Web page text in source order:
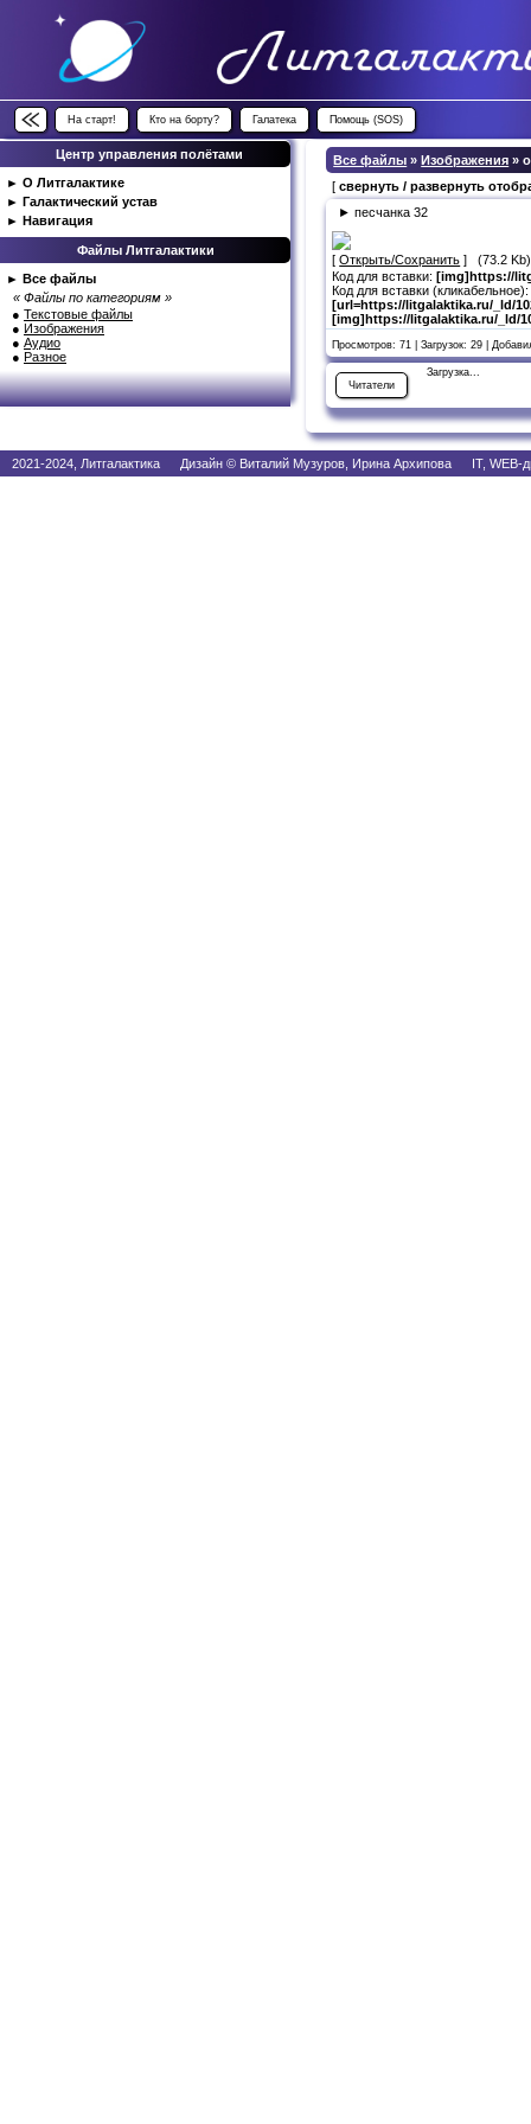
На старт! Кто на борту? Галатека Помощь (SOS)
Центр управления полётами
► О Литгалактике
► Галактический устав
► Навигация
Файлы Литгалактики
► Все файлы
« Файлы по категориям »
● Текстовые файлы
● Изображения
● Аудио
● Разное
Все файлы » Изображения »
[свернуть / развернуть
► песчанка 32
[Открыть/Сохранить ] (73.2 Kb)
Код для вставки: [img]https://
Код для вставки (кликабельное):
[url=https://litgalaktika.ru/_ld/
[img]https://litgalaktika.ru/_ld/
Просмотров: 71 | Загрузок: 29 |
Читатели
Загрузка...
2021-2024, Литгалактика Дизайн © Виталий Музуров, Ирина Архипова IT, WEB-